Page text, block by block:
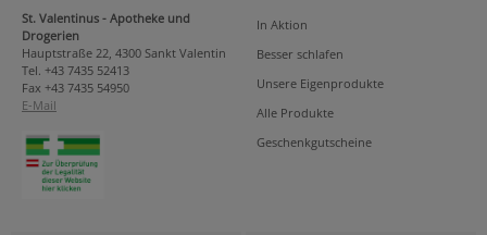
St. Valentinus - Apotheke und
Drogerien
Hauptstraße 22, 4300 Sankt Valentin
Tel. +43 7435 52413
Fax +43 7435 54950
E-Mail
In Aktion
Besser schlafen
Unsere Eigenprodukte
Alle Produkte
Geschenkgutscheine